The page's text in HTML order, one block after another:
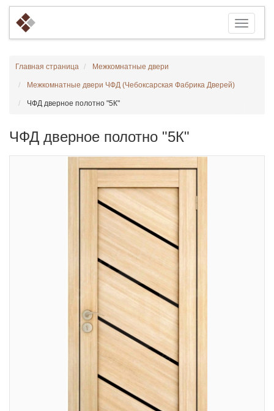
Главная страница Межкомнатные двери
Межкомнатные двери ЧФД (Чебоксарская Фабрика Дверей)
ЧФД дверное полотно "5К"
ЧФД дверное полотно "5К"